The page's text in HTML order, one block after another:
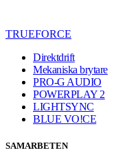
TRUEFORCE
Direktdrift
Mekaniska brytare
PRO-G AUDIO
POWERPLAY 2
LIGHTSYNC
BLUE VO!CE
SAMARBETEN